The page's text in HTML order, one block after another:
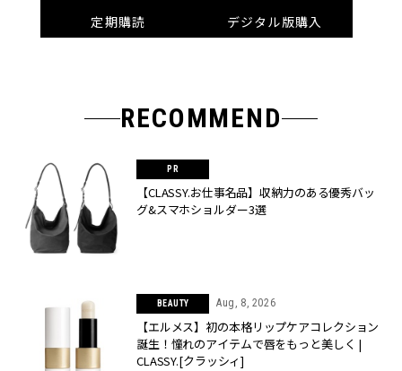
定期購読
デジタル版購入
RECOMMEND
【CLASSY.お仕事名品】収納力のある優秀バッ
グ&スマホショルダー3選
BEAUTY Aug, 8, 2026
【エルメス】初の本格リップケアコレクション
誕生！憧れのアイテムで唇をもっと美しく |
CLASSY.[クラッシィ]